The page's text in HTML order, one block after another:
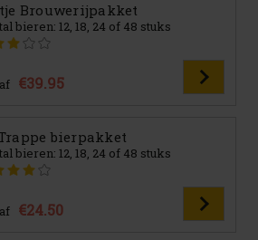
Brouwerijpakket
bieren: 12, 18, 24 of 48 stuks
€39.95
bierpakket
bieren: 12, 18, 24 of 48 stuks
€24.50